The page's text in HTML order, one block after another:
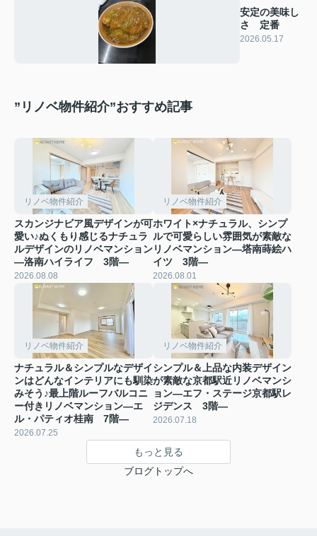
安定の美味し
さ 定番
2026.05.17
”リノベ物件紹介”おすすめ記事
リノベ物件紹介
スカンジナビア風デザインが可
愛い♪ぬくもり感じるナチュラ
ルデザインのリノベマンション
―洛南ハイライフ 3階―
2026.08.08
リノベ物件紹介
ホワイト×ナチュラル、シンプ
ルで可愛らしい雰囲気が素敵な
リノベマンション―塔南蒔絵ハ
イツ 3階―
2026.08.01
リノベ物件紹介
ナチュラル＆シンプルなデザイ
ンはどんなインテリアにも馴染
みそう♪最上階ルーフバルコニ
ー付きリノベマンション―エ
ル・パティオ桂南 7階―
2026.07.25
リノベ物件紹介
シンプル＆上品な内装デザイン
が素敵な京都駅近リノベマンシ
ョン―エフ・ステージ京都駅レ
ジデンス 3階―
2026.07.18
もっと見る
ブログトップへ